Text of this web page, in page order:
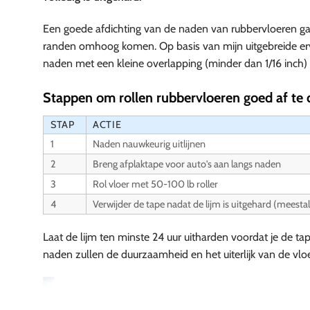
Een goede afdichting van de naden van rubbervloeren
randen omhoog komen. Op basis van mijn uitgebreide
naden met een kleine overlapping (minder dan 1/16
Stappen om rollen rubbervloeren goed af te
STAP
ACTIE
1
Naden nauwkeurig uitlijnen
2
Breng afplaktape voor auto's aan langs naden
3
Rol vloer met 50-100 lb roller
4
Verwijder de tape nadat de lijm is uitgehard
Laat de lijm ten minste 24 uur uitharden voordat je de
naden zullen de duurzaamheid en het uiterlijk van de